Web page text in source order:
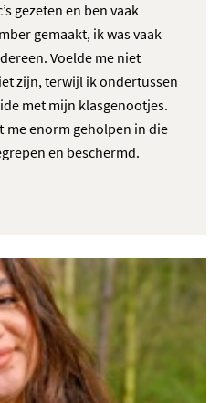
gezeten en ben vaak
gemaakt, ik was vaak
Voelde me niet
zijn, terwijl ik ondertussen
met mijn klasgenootjes.
me enorm geholpen in die
en beschermd.